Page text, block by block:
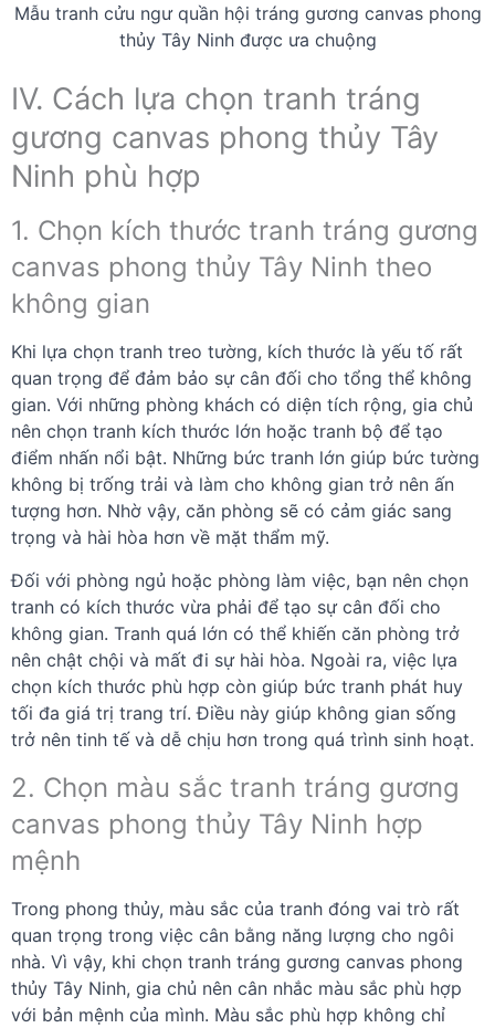
Mẫu tranh cửu ngư quần hội tráng gương canvas phong
thủy Tây Ninh được ưa chuộng
IV. Cách lựa chọn tranh tráng
gương canvas phong thủy Tây
Ninh phù hợp
1. Chọn kích thước tranh tráng gương
canvas phong thủy Tây Ninh theo
không gian
Khi lựa chọn tranh treo tường, kích thước là yếu tố rất
quan trọng để đảm bảo sự cân đối cho tổng thể không
gian. Với những phòng khách có diện tích rộng, gia chủ
nên chọn tranh kích thước lớn hoặc tranh bộ để tạo
điểm nhấn nổi bật. Những bức tranh lớn giúp bức tường
không bị trống trải và làm cho không gian trở nên ấn
tượng hơn. Nhờ vậy, căn phòng sẽ có cảm giác sang
trọng và hài hòa hơn về mặt thẩm mỹ.
Đối với phòng ngủ hoặc phòng làm việc, bạn nên chọn
tranh có kích thước vừa phải để tạo sự cân đối cho
không gian. Tranh quá lớn có thể khiến căn phòng trở
nên chật chội và mất đi sự hài hòa. Ngoài ra, việc lựa
chọn kích thước phù hợp còn giúp bức tranh phát huy
tối đa giá trị trang trí. Điều này giúp không gian sống
trở nên tinh tế và dễ chịu hơn trong quá trình sinh hoạt.
2. Chọn màu sắc tranh tráng gương
canvas phong thủy Tây Ninh hợp
mệnh
Trong phong thủy, màu sắc của tranh đóng vai trò rất
quan trọng trong việc cân bằng năng lượng cho ngôi
nhà. Vì vậy, khi chọn tranh tráng gương canvas phong
thủy Tây Ninh, gia chủ nên cân nhắc màu sắc phù hợp
với bản mệnh của mình. Màu sắc phù hợp không chỉ